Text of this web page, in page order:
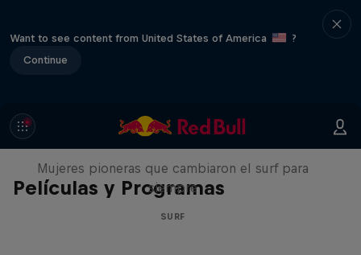
Want to see content from United States of America
?
Continue
Películas y Programas
NOW DAYS
Mujeres pioneras que cambiaron el surf para
siempre
SURF